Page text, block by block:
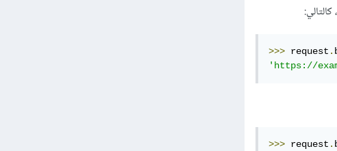
>>> request .
'https://
>>> request .